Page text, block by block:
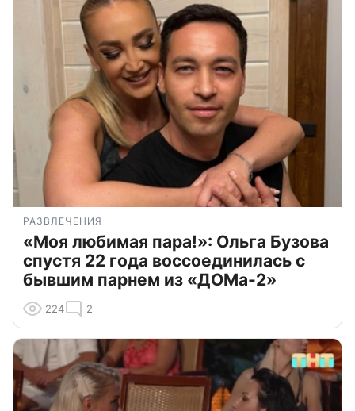
РАЗВЛЕЧЕНИЯ
«Моя любимая пара!»: Ольга Бузова
спустя 22 года воссоединилась с
бывшим парнем из «ДОМа-2»
224 2